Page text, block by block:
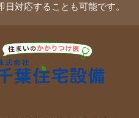
対応することも可能です。